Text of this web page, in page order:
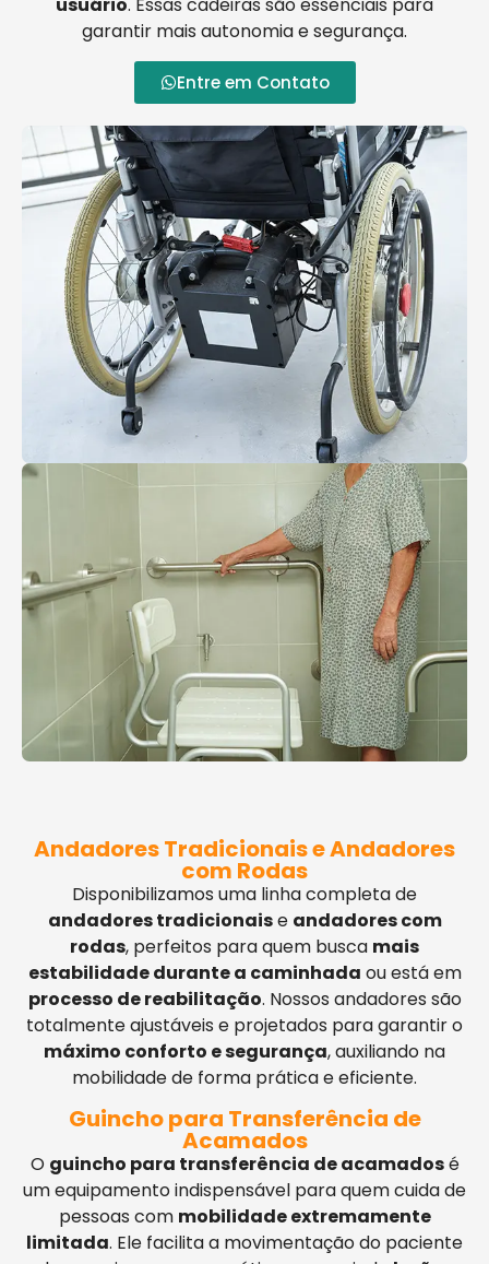
usuário. Essas cadeiras são essenciais para
garantir mais autonomia e segurança.
Entre em Contato
Andadores Tradicionais e Andadores
com Rodas
Disponibilizamos uma linha completa de
andadores tradicionaise andadores com
rodas, perfeitos para quem busca mais
estabilidade durante a caminhada ou está em
processo de reabilitação. Nossos andadores são
totalmente ajustáveis e projetados para garantir o
máximo conforto e segurança, auxiliando na
mobilidade de forma prática e eficiente.
Guincho para Transferência de
Acamados
O guincho para transferência de acamadosé
um equipamento indispensável para quem cuida de
pessoas com mobilidade extremamente
limitada. Ele facilita a movimentação do paciente